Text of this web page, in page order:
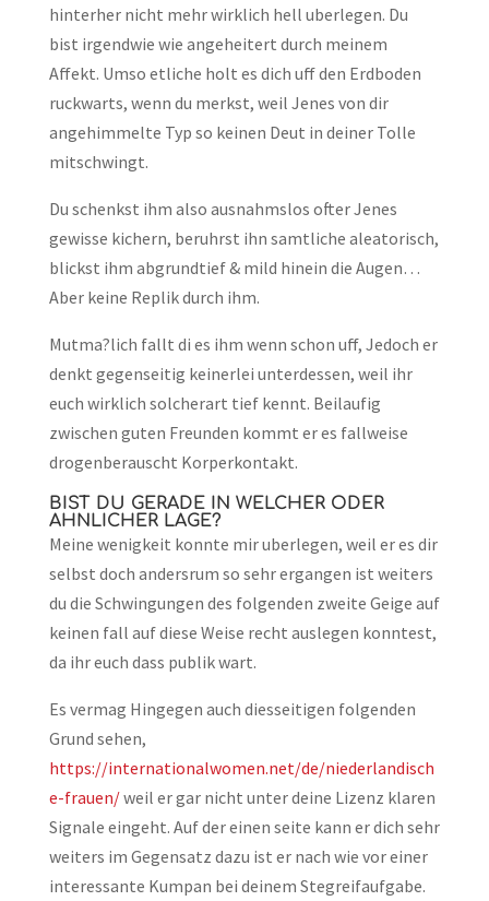
hinterher nicht mehr wirklich hell uberlegen. Du
bist irgendwie wie angeheitert durch meinem
Affekt. Umso etliche holt es dich uff den Erdboden
ruckwarts, wenn du merkst, weil Jenes von dir
angehimmelte Typ so keinen Deut in deiner Tolle
mitschwingt.
Du schenkst ihm also ausnahmslos ofter Jenes
gewisse kichern, beruhrst ihn samtliche aleatorisch,
blickst ihm abgrundtief & mild hinein die Augen…
Aber keine Replik durch ihm.
Mutma?lich fallt di es ihm wenn schon uff, Jedoch er
denkt gegenseitig keinerlei unterdessen, weil ihr
euch wirklich solcherart tief kennt. Beilaufig
zwischen guten Freunden kommt er es fallweise
drogenberauscht Korperkontakt.
BIST DU GERADE IN WELCHER ODER
AHNLICHER LAGE?
Meine wenigkeit konnte mir uberlegen, weil er es dir
selbst doch andersrum so sehr ergangen ist weiters
du die Schwingungen des folgenden zweite Geige auf
keinen fall auf diese Weise recht auslegen konntest,
da ihr euch dass publik wart.
Es vermag Hingegen auch diesseitigen folgenden
Grund sehen,
https://internationalwomen.net/de/niederlandisch
e-frauen/weil er gar nicht unter deine Lizenz klaren
Signale eingeht. Auf der einen seite kann er dich sehr
weiters im Gegensatz dazu ist er nach wie vor einer
interessante Kumpan bei deinem Stegreifaufgabe.